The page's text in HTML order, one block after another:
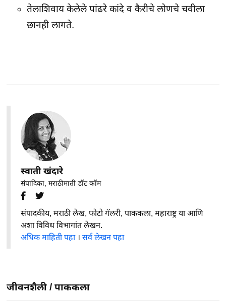
तेलाशिवाय केलेले पांढरे कांदे व कैरीचे लोणचे चवीला
छानही लागते.
स्वाती खंदारे
संपादिका, मराठीमाती डॉट कॉम
संपादकीय, मराठी लेख, फोटो गॅलरी, पाककला, महाराष्ट्र या आणि
अशा विविध विभागांत लेखन.
अधिक माहिती पहा।सर्व लेखन पहा
जीवनशैली /पाककला